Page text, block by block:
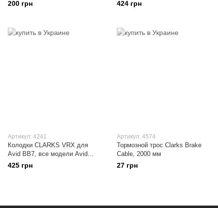
200 грн 424 грн
Артикул: 4241
Колодки CLARKS VRX для
Avid BB7, все модели Avid
Juicy, sintered
425 грн
Артикул: 4574
Тормозной трос Clarks Brake
Cable, 2000 мм
27 грн